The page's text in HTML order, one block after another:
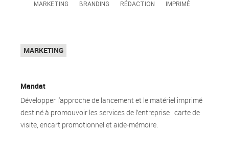
MARKETING BRANDING RÉDACTION IMPRIMÉ
MARKETING
Mandat
Développer l'approche de lancement et le matériel imprimé
destiné à promouvoir les services de l’entreprise : carte de
visite, encart promotionnel et aide-mémoire.